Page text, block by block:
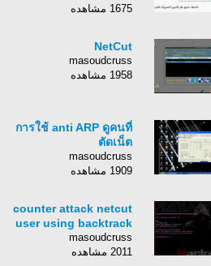
1675 مشاهده
NetCut
masoudcruss
1958 مشاهده
การใช้ anti ARP ดูคนที่
ตัดเน็ต
masoudcruss
1909 مشاهده
counter attack netcut
user using backtrack
masoudcruss
2011 مشاهده